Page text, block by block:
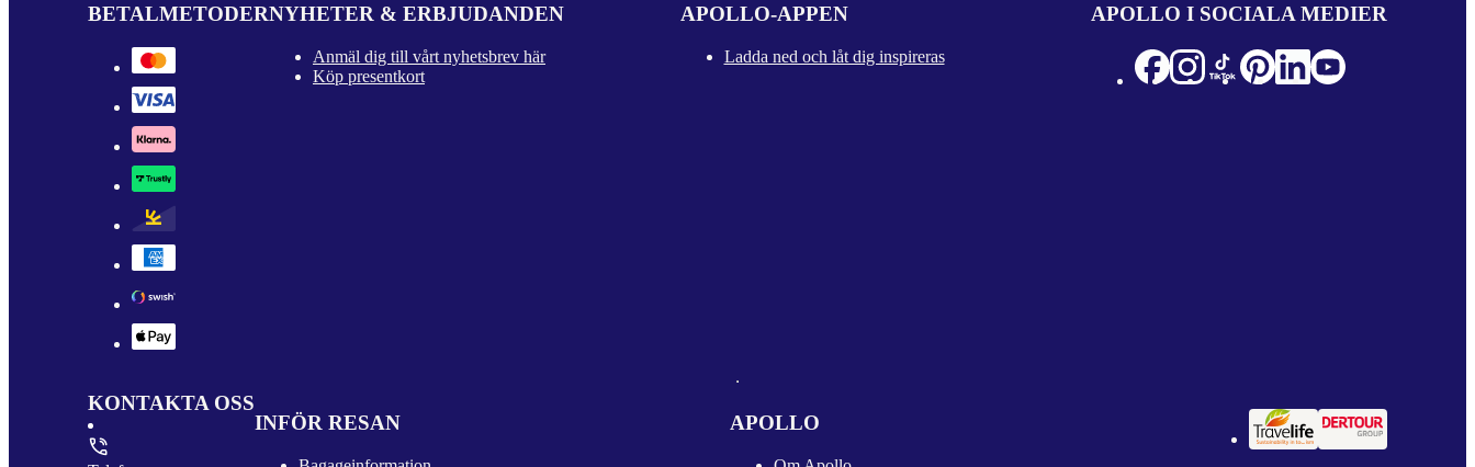
BETALMETODERNYHETER & ERBJUDANDEN
Anmäl dig till vårt nyhetsbrev här
Köp presentkort
APOLLO-APPEN
Ladda ned och låt dig inspireras
APOLLO I SOCIALA MEDIER
KONTAKTA OSS
INFÖR RESAN APOLLO